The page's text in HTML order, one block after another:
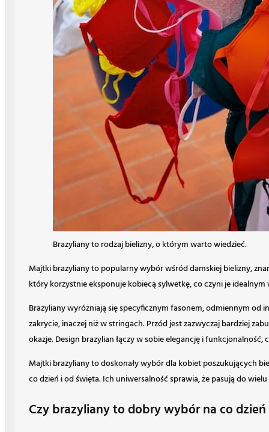
Brazyliany to rodzaj bielizny, o którym warto wiedzieć.
Majtki brazyliany to popularny wybór wśród damskiej bielizny,
który korzystnie eksponuje kobiecą sylwetkę, co czyni je
Brazyliany wyróżniają się specyficznym fasonem, odmiennym
zakrycie, inaczej niż w stringach. Przód jest zazwyczaj bardziej
okazje. Design brazylian łączy w sobie elegancję i
Majtki brazyliany to doskonały wybór dla kobiet poszukujących
co dzień i od święta. Ich uniwersalność sprawia, że pasują do
Czy brazyliany to dobry wybór na co